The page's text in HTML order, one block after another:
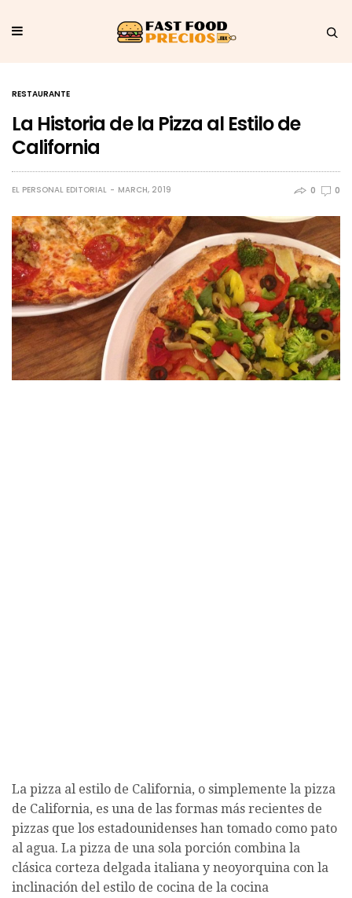
RESTAURANTE
La Historia de la Pizza al Estilo de
California
EL PERSONAL EDITORIAL MARCH, 2019 0 0
La pizza al estilo de California, o simplemente la pizza
de California, es una de las formas más recientes de
pizzas que los estadounidenses han tomado como pato
al agua. La pizza de una sola porción combina la
clásica corteza delgada italiana y neoyorquina con la
inclinación del estilo de cocina de la cocina